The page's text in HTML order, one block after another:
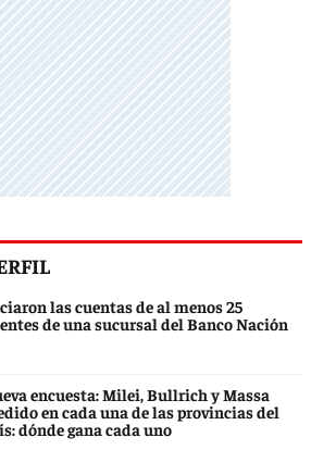
las cuentas de al menos 25
de una sucursal del Banco Nación
encuesta: Milei, Bullrich y Massa
en cada una de las provincias del
dónde gana cada uno